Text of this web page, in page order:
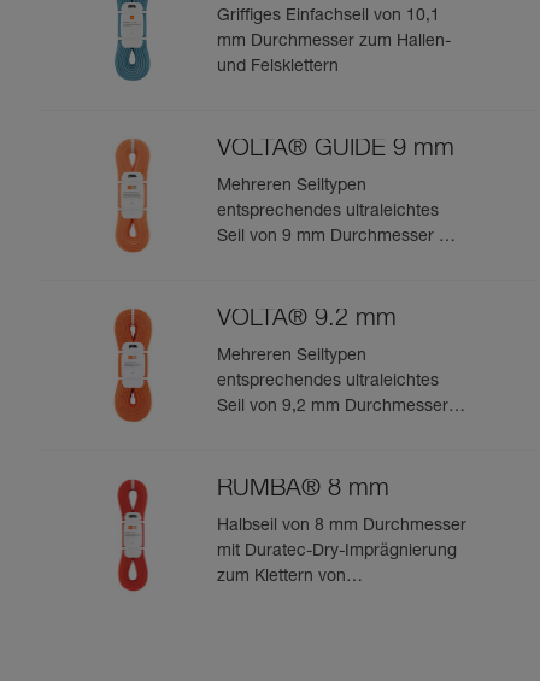
Griffiges Einfachseil von 10,1
mm Durchmesser zum Hallen-
und Felsklettern
VOLTA® GUIDE 9 mm
Mehreren Seiltypen
entsprechendes ultraleichtes
Seil von 9 mm Durchmesser mit
Klettern oder Bergsteigen
VOLTA® 9.2 mm
Mehreren Seiltypen
entsprechendes ultraleichtes
Seil von 9,2 mm Durchmesser
RUMBA® 8 mm
Halbseil von 8 mm Durchmesser
mit Duratec-Dry-Imprägnierung
zum Klettern von